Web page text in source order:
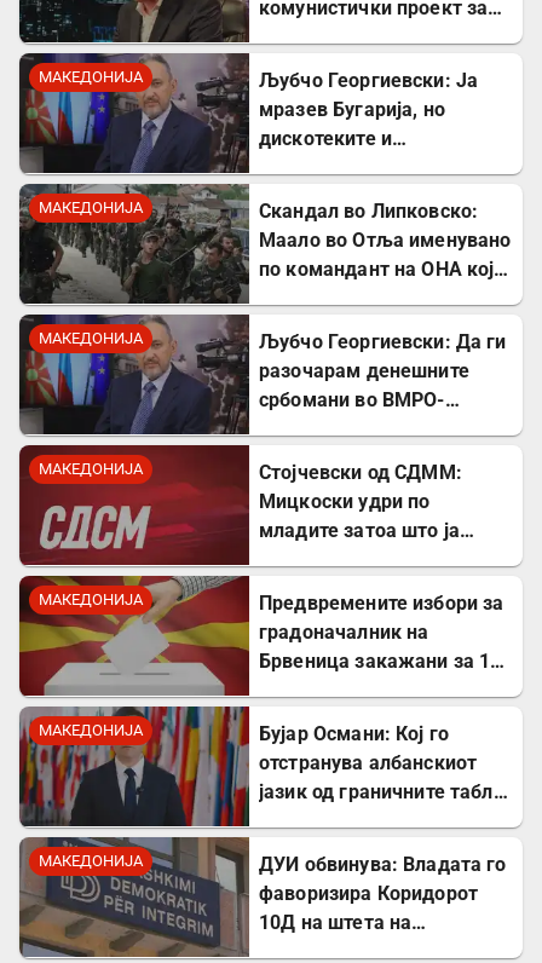
комунистички проект за
МАКЕДОНИЈА
Љубчо Георгиевски: Ја
мразев Бугарија, но
дискотеките и
сликата
МАКЕДОНИЈА
Скандал во Липковско:
Маало во Отља именувано
по командант на ОНА кој
МАКЕДОНИЈА
Љубчо Георгиевски: Да ги
разочарам денешните
србомани во ВМРО-
Драган Богдановски беа
против Србославија
МАКЕДОНИЈА
Стојчевски од СДММ:
Мицкоски удри по
младите затоа што ја
МАКЕДОНИЈА
Предвремените избори за
градоначалник на
Брвеница закажани за 18
МАКЕДОНИЈА
Бујар Османи: Кој го
отстранува албанскиот
јазик од граничните табли,
МАКЕДОНИЈА
ДУИ обвинува: Владата го
фаворизира Коридорот
10Д на штета на